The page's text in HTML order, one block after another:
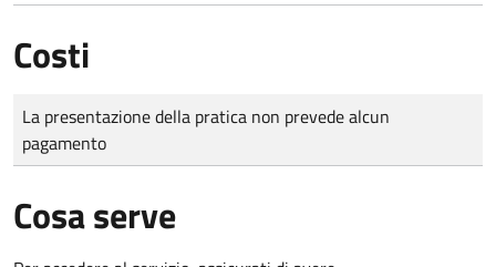
Costi
Tipo di pagamento
Importo
La presentazione della pratica non prevede alcun
pagamento
Cosa serve